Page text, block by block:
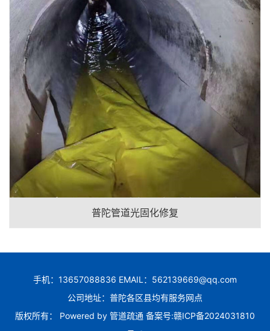
普陀管道光固化修复
手机：13657088836 EMAIL：562139669@qq.com
公司地址：普陀各区县均有服务网点
版权所有： Powered by 管道疏通 备案号:赣ICP备2024031810